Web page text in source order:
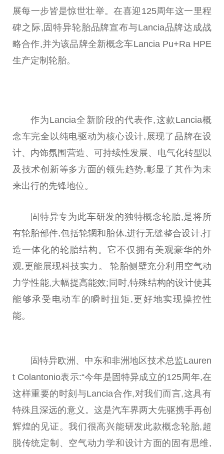
展每一步皆是惊世壮举。在喜迎125周年这一里程
碑之际,固特异轮胎品牌宣布与Lancia品牌达成战
略合作,并为该品牌全新概念车Lancia Pu+Ra HPE
生产定制轮胎。
作为Lancia全新阶段的代表作,这款Lancia概
念车完全以纯电驱动为核心设计,展现了品牌在设
计、内饰氛围营造、可持续性发展、电气化转型以
及技术创新等多方面的领先趋势,彰显了其作为未
来出行的先锋地位。
固特异专为此车研发的独特概念轮胎,是将所
有轮胎部件,包括轮辋和胎体,进行无缝整合设计,打
造一体化的轮胎结构。它不仅拥有美观豪华的外
观,更能展现科技实力。 轮胎侧壁充分利用空气动
力学性能,大幅提高能效;同时,特殊结构的设计使其
能够承受电动车的瞬时扭矩,更好地实现操控性
能。
固特异欧洲、中东和非洲地区技术总监Lauren
t Colantonio表示:“今年是固特异成立的125周年,在
这样重要的时刻与Lancia合作,对我们而言,这具有
特殊且深远的意义。这是汽车界两大先驱携手再创
辉煌的见证。我们很高兴能研发此款概念轮胎,超
脱传统定制、空气动力学和设计方面的固有思维,